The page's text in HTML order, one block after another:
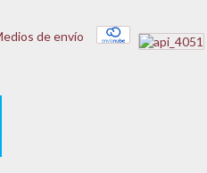
de envío